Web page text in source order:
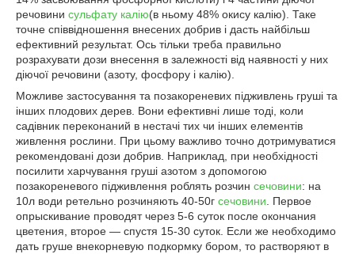
речовини сульфату калію(в ньому 48% окису калію). Таке
точне співвідношення внесених добрив і дасть найбільш
ефективний результат. Ось тільки треба правильно
розрахувати дози внесення в залежності від наявності у них
діючої речовини (азоту, фосфору і калію).
Можливе застосування та позакореневих підживлень груші та
інших плодових дерев. Вони ефективні лише тоді, коли
садівник переконаний в нестачі тих чи інших елементів
живлення рослини. При цьому важливо точно дотримуватися
рекомендовані дози добрив. Наприклад, при необхідності
посилити харчування груші азотом з допомогою
позакореневого підживлення роблять розчин сечовини: на
10л води ретельно розчиняють 40-50г сечовини . Первое
опрыскивание проводят через 5-6 суток после окончания
цветения, второе — спустя 15-30 суток. Если же необходимо
дать груше внекорневую подкормку бором, то растворяют в